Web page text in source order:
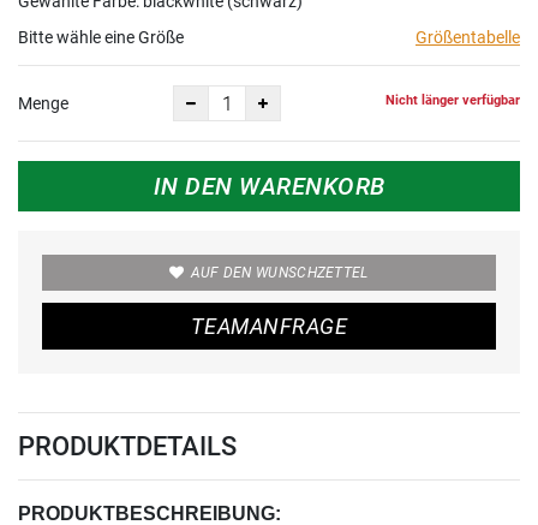
Bitte wähle eine Größe
Größentabelle
Menge Nicht länger verfügbar
IN DEN WARENKORB
AUF DEN WUNSCHZETTEL
TEAMANFRAGE
PRODUKTDETAILS
PRODUKTBESCHREIBUNG: